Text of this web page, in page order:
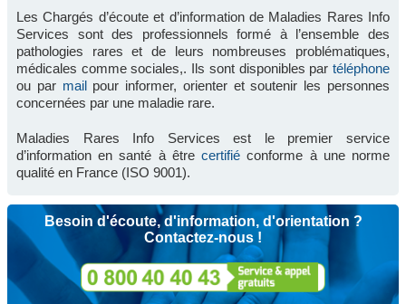
Les Chargés d’écoute et d’information de Maladies Rares Info
Services sont des professionnels formé à l’ensemble des
pathologies rares et de leurs nombreuses problématiques,
médicales comme sociales,. Ils sont disponibles par téléphone
ou par mailpour informer, orienter et soutenir les personnes
concernées par une maladie rare.
Maladies Rares Info Services est le premier service
d’information en santé à êtrecertifié conforme à une norme
qualité en France (ISO 9001).
Besoin d'écoute, d'information, d'orientation ?
Contactez-nous !